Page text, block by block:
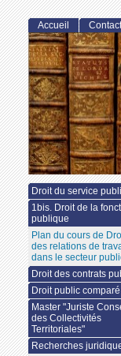
Accueil
Droit du service
1bis. Droit de la
publique
Plan du cours de
des relations de
dans le secteur
Droit des contrats
Droit public comparé
Master "Juriste
des Collectivités
Territoriales"
Recherches